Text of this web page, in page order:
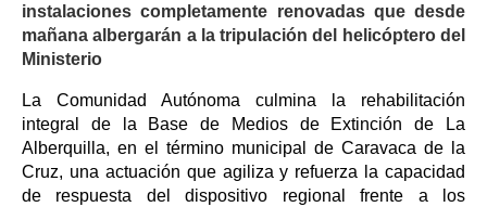
instalaciones completamente renovadas que desde
mañana albergarán a la tripulación del helicóptero del
Ministerio
La Comunidad Autónoma culmina la rehabilitación
integral de la Base de Medios de Extinción de La
Alberquilla, en el término municipal de Caravaca de la
Cruz, una actuación que agiliza y refuerza la capacidad
de respuesta del dispositivo regional frente a los